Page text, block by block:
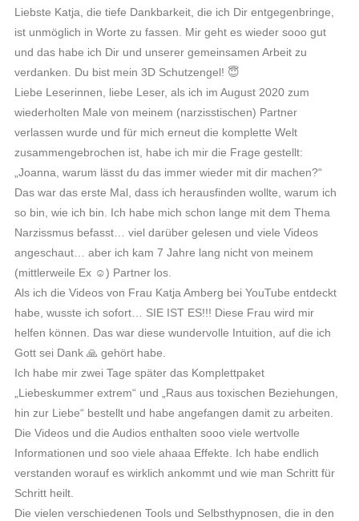
Liebste Katja, die tiefe Dankbarkeit, die ich Dir entgegenbringe,
ist unmöglich in Worte zu fassen. Mir geht es wieder sooo gut
und das habe ich Dir und unserer gemeinsamen Arbeit zu
verdanken. Du bist mein 3D Schutzengel! 😇
Liebe Leserinnen, liebe Leser, als ich im August 2020 zum
wiederholten Male von meinem (narzisstischen) Partner
verlassen wurde und für mich erneut die komplette Welt
zusammengebrochen ist, habe ich mir die Frage gestellt:
„Joanna, warum lässt du das immer wieder mit dir machen?“
Das war das erste Mal, dass ich herausfinden wollte, warum ich
so bin, wie ich bin. Ich habe mich schon lange mit dem Thema
Narzissmus befasst… viel darüber gelesen und viele Videos
angeschaut… aber ich kam 7 Jahre lang nicht von meinem
(mittlerweile Ex ☺️) Partner los.
Als ich die Videos von Frau Katja Amberg bei YouTube entdeckt
habe, wusste ich sofort… SIE IST ES!!! Diese Frau wird mir
helfen können. Das war diese wundervolle Intuition, auf die ich
Gott sei Dank 🙏 gehört habe.
Ich habe mir zwei Tage später das Komplettpaket
„Liebeskummer extrem“ und „Raus aus toxischen Beziehungen,
hin zur Liebe“ bestellt und habe angefangen damit zu arbeiten.
Die Videos und die Audios enthalten sooo viele wertvolle
Informationen und soo viele ahaaa Effekte. Ich habe endlich
verstanden worauf es wirklich ankommt und wie man Schritt für
Schritt heilt.
Die vielen verschiedenen Tools und Selbsthypnosen, die in den